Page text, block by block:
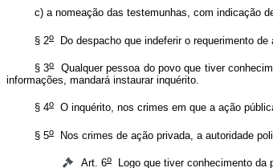
c) a nomeação das testemunhas, com indicação
§ 2o Do despacho que indeferir o requerimento
§ 3oQualquer pessoa do povo que tiver
informações, mandará instaurar inquérito.
§ 4o O inquérito, nos crimes em que a ação
§ 5o Nos crimes de ação privada, a autoridade
Art. 6o Logo que tiver conhecimento da